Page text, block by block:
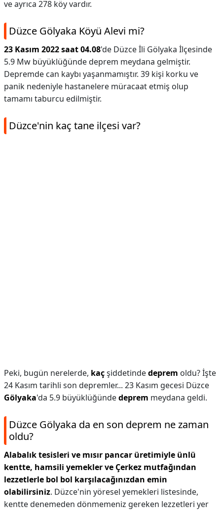
ve ayrıca 278 köy vardır.
Düzce Gölyaka Köyü Alevi mi?
23 Kasım 2022 saat 04.08'de Düzce İli Gölyaka İlçesinde
5.9 Mw büyüklüğünde deprem meydana gelmiştir.
Depremde can kaybı yaşanmamıştır. 39 kişi korku ve
panik nedeniyle hastanelere müracaat etmiş olup
tamamı taburcu edilmiştir.
Düzce'nin kaç tane ilçesi var?
Peki, bugün nerelerde, kaçşiddetindedeprem oldu? İşte
24 Kasım tarihli son depremler... 23 Kasım gecesi Düzce
Gölyaka'da 5.9 büyüklüğündedeprem meydana geldi.
Düzce Gölyaka da en son deprem ne zaman
oldu?
Alabalık tesisleri ve mısır pancar üretimiyle ünlü
kentte, hamsili yemekler ve Çerkez mutfağından
lezzetlerle bol bol karşılacağınızdan emin
olabilirsiniz. Düzce'nin yöresel yemekleri listesinde,
kentte denemeden dönmemeniz gereken lezzetleri yer